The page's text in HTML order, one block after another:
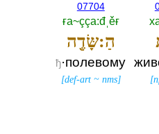
[
07704
ға~ççа:đˌěғ
הַ:שָּׂדֶ֖ה
ђ·полевому
[def-art~ nms]